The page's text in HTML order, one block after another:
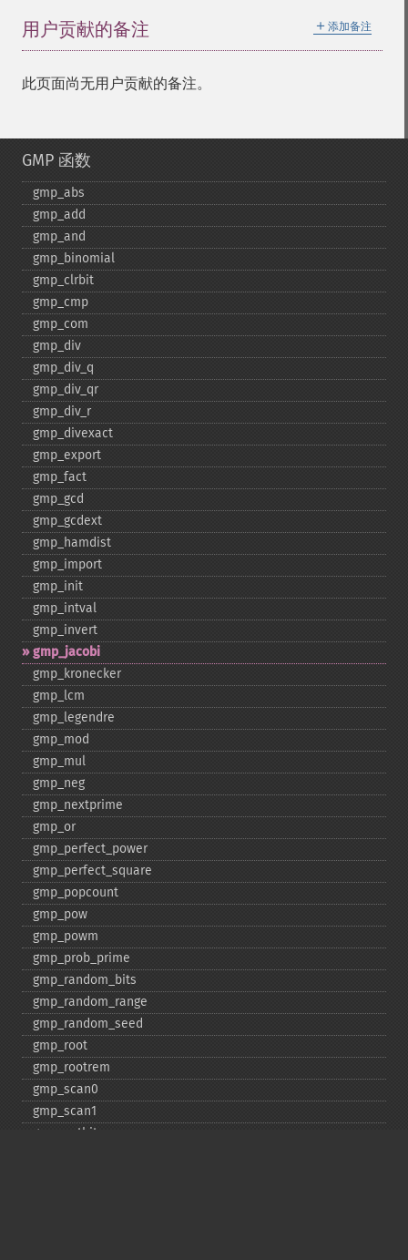
＋ 添加备注
用户贡献的备注
此页面尚无用户贡献的备注。
GMP 函数
gmp_​abs
gmp_​add
gmp_​and
gmp_​binomial
gmp_​clrbit
gmp_​cmp
gmp_​com
gmp_​div
gmp_​div_​q
gmp_​div_​qr
gmp_​div_​r
gmp_​divexact
gmp_​export
gmp_​fact
gmp_​gcd
gmp_​gcdext
gmp_​hamdist
gmp_​import
gmp_​init
gmp_​intval
gmp_​invert
gmp_​jacobi
gmp_​kronecker
gmp_​lcm
gmp_​legendre
gmp_​mod
gmp_​mul
gmp_​neg
gmp_​nextprime
gmp_​or
gmp_​perfect_​power
gmp_​perfect_​square
gmp_​popcount
gmp_​pow
gmp_​powm
gmp_​prob_​prime
gmp_​random_​bits
gmp_​random_​range
gmp_​random_​seed
gmp_​root
gmp_​rootrem
gmp_​scan0
gmp_​scan1
gmp_​setbit